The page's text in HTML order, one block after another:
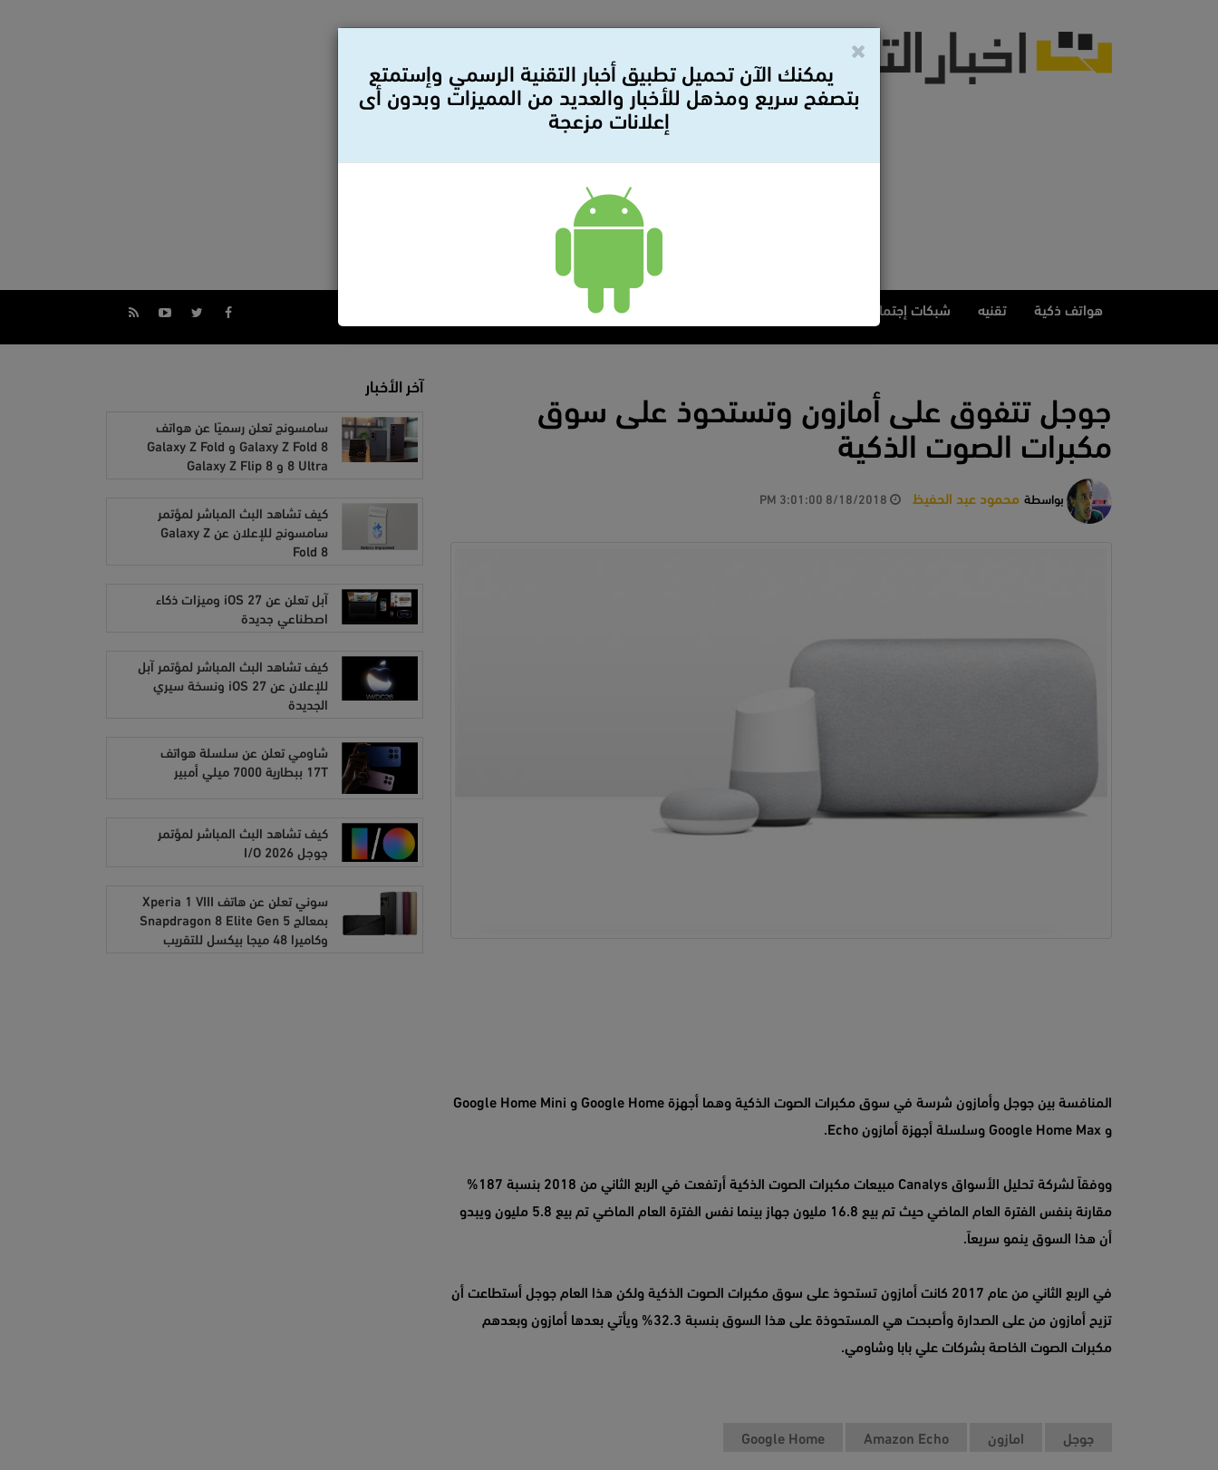
هواتف ذكية تقنيه شبكات إجتماعيه سيارات مراجعات
جوجل تتفوق على أمازون وتستحوذ على سوق
مكبرات الصوت الذكية
بواسطة محمود عبد الحفيظ
المنافسة بين جوجل وأمازون شرسة في سوق مكبرات الصوت الذكية وهما أجهزة Google Home و Google Home Mini
و Google Home Max وسلسلة أجهزة أمازون Echo.
ووفقاً لشركة تحليل الأسواق Canalys مبيعات مكبرات الصوت الذكية أرتفعت في الربع الثاني من 2018 بنسبة 187%
مقارنة بنفس الفترة العام الماضي حيث تم بيع 16.8 مليون جهاز بينما نفس الفترة العام الماضي تم بيع 5.8 مليون ويبدو
أن هذا السوق ينمو سريعاً.
في الربع الثاني من عام 2017 كانت أمازون تستحوذ على سوق مكبرات الصوت الذكية ولكن هذا العام جوجل أستطاعت أن
تزيح أمازون من على الصدارة وأصبحت هي المستحوذة على هذا السوق بنسبة 32.3% ويأتي بعدها أمازون وبعدهم
مكبرات الصوت الخاصة بشركات علي بابا وشاومي.
جوجل امازون Amazon Echo
Google Home
آخر الأخبار
سامسونج تعلن رسميًا عن هواتف
Galaxy Z Fold 8 و Galaxy Z Fold
8 Ultra و Galaxy Z Flip 8
كيف تشاهد البث المباشر لمؤتمر
سامسونج للإعلان عن Galaxy Z
Fold 8
آبل تعلن عن iOS 27 وميزات ذكاء
اصطناعي جديدة
كيف تشاهد البث المباشر لمؤتمر آبل
للإعلان عن iOS 27 ونسخة سيري
الجديدة
شاومي تعلن عن سلسلة هواتف
17T ببطارية 7000 ميلي أمبير
كيف تشاهد البث المباشر لمؤتمر
جوجل I/O 2026
سوني تعلن عن هاتف Xperia 1 VIII
بمعالج Snapdragon 8 Elite Gen 5
وكاميرا 48 ميجا بيكسل للتقريب
يمكنك الآن تحميل تطبيق أخبار التقنية الرسمي وإستمتع
بتصفح سريع ومذهل للأخبار والعديد من المميزات وبدون أى
إعلانات مزعجة